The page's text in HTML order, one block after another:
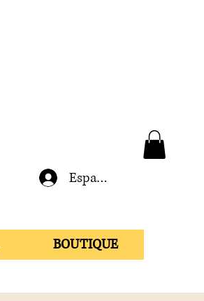
Espace membre
BOUTIQUE